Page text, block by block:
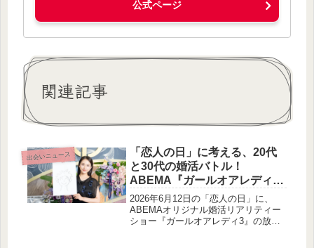
公式ページ
関連記事
出会いニュース
「恋人の日」に考える、20代
と30代の婚活バトル！
ABEMA『ガールオアレディ
3』がいよいよ放送開始
2026年6月12日の「恋人の日」に、
ABEMAオリジナル婚活リアリティー
ショー『ガールオアレディ3』の放送